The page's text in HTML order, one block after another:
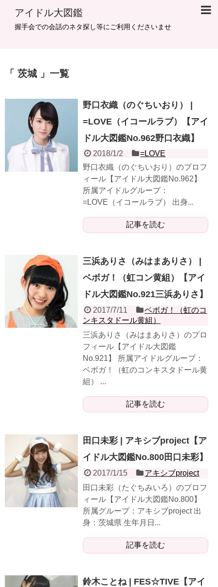
アイドル大図鑑
握手会での会話のネタ探し等にご利用くださいませ
茨城 一覧
野口衣織（のぐちいおり） |
=LOVE（イコールラブ）【アイ
ドル大図鑑No.962野口衣織】
2018/1/2
=LOVE
​​​​野口衣織（のぐちいおり）のプロフ
ィール【アイドル大図鑑No.962】
所属アイドルグループ：
=LOVE（イコールラブ） 出身...
記事を読む
三浜ありさ（みはまありさ） |
ベボガ！（虹コン黄組）【アイ
ドル大図鑑No.921三浜ありさ】
2017/7/11
ベボガ！（虹のコ
ンキスタドール黄組）
三浜ありさ（みはまありさ）のプロ
フィール【アイドル大図鑑
No.921】 所属アイドルグループ：
ベボガ！（虹のコンキスタドール黄
組） ...
記事を読む
田口未彩 | アキシブproject【ア
イドル大図鑑No.800田口未彩】
2017/1/15
アキシブproject
田口未彩（たぐちみいろ）のプロフ
ィール【アイドル大図鑑No.800】
所属グループ：アキシブproject 出
身：茨城県 生年月日...
記事を読む
鈴木ことね | FES☆TIVE【アイ